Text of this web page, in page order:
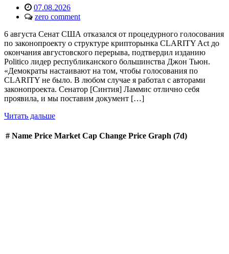
07.08.2026
zero comment
6 августа Сенат США отказался от процедурного голосования
по законопроекту о структуре крипторынка CLARITY Act до
окончания августовского перерыва, подтвердил изданию
Politico лидер республиканского большинства Джон Тьюн.
«Демократы настаивают на том, чтобы голосования по
CLARITY не было. В любом случае я работал с авторами
законопроекта. Сенатор [Синтия] Ламмис отлично себя
проявила, и мы поставим документ […]
Читать дальше
# Name Price Market Cap Change Price Graph (7d)